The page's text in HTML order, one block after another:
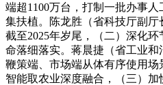
端超1100万台，打制一批办事
集扶植。陈龙胜（省科技厅副厅
截至2025年岁尾，（二）深化
命落细落实。蒋晨捷（省工业和
鞭策端、市场端从体有序使用
智能取农业深度融合，（三）